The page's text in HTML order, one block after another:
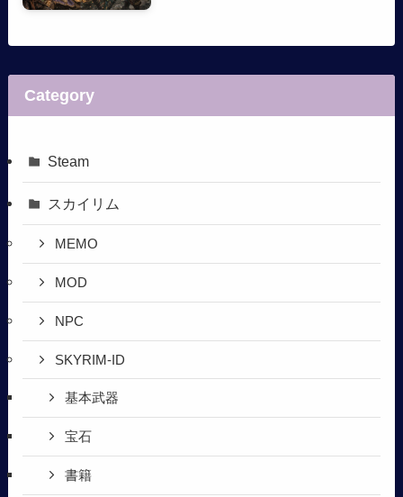
Category
Steam
スカイリム
MEMO
MOD
NPC
SKYRIM-ID
基本武器
宝石
書籍